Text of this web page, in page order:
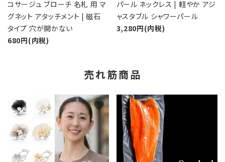
コサージュ ブローチ 名札 用 マ
グネット アタッチメント | 磁石
タイプ 穴が開かない
680円(内税)
パール ネックレス | 軽やか アジ
ャスタブル シャワーパール
3,280円(内税)
売れ筋商品
favorite